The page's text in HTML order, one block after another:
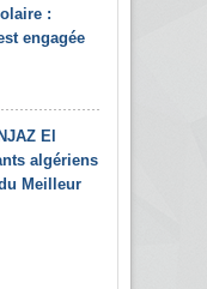
:
engagée
El
algériens
Meilleur